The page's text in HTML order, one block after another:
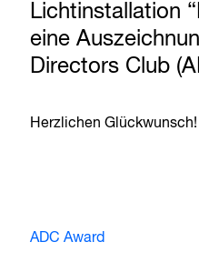
Lichtinstallation
eine
Directors Club
Herzlichen Glückwunsch!
ADC Award